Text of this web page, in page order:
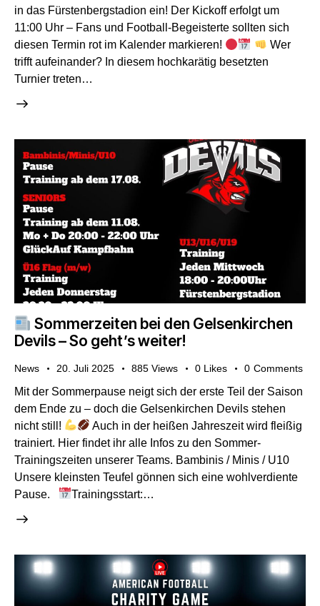
in das Fürstenbergstadion ein! Der Kickoff erfolgt um
11:00 Uhr – Fans und Football-Begeisterte sollten sich
diesen Termin rot im Kalender markieren!
Wer
trifft aufeinander? In diesem hochkarätig besetzten
Turnier treten…
Sommerzeiten bei den Gelsenkirchen
Devils – So geht’s weiter!
News 20. Juli 2025 885 Views 0 Likes 0 Comments
Mit der Sommerpause neigt sich der erste Teil der Saison
dem Ende zu – doch die Gelsenkirchen Devils stehen
nicht still!
Auch in der heißen Jahreszeit wird fleißig
trainiert. Hier findet ihr alle Infos zu den Sommer-
Trainingszeiten unserer Teams. Bambinis / Minis / U10
Unsere kleinsten Teufel gönnen sich eine wohlverdiente
Pause.
Trainingsstart:…